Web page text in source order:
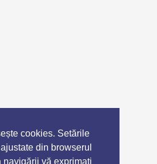
cookies. Setările
din browserul
navigării vă exprimati